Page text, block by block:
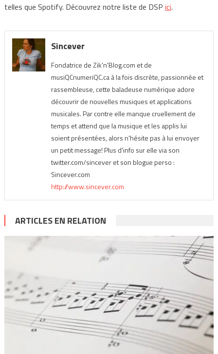
telles que Spotify. Découvrez notre liste de DSP ici.
Sincever
Fondatrice de Zik'n'Blog.com et de
musiQCnumeriQC.ca à la fois discrète, passionnée et
rassembleuse, cette baladeuse numérique adore
découvrir de nouvelles musiques et applications
musicales. Par contre elle manque cruellement de
temps et attend que la musique et les applis lui
soient présentées, alors n'hésite pas à lui envoyer
un petit message! Plus d'info sur elle via son
twitter.com/sincever et son blogue perso :
Sincever.com
http://www.sincever.com
ARTICLES EN RELATION